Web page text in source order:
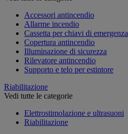
Accessori antincendio
Allarme incendio
Cassetta per chiavi di emergenza
Copertura antincendio
Illuminazione di sicurezza
Rilevatore antincendio
Supporto e telo per estintore
Riabilitazione
Vedi tutte le categorie
Elettrostimolazione e ultrasuoni
Riabilitazione